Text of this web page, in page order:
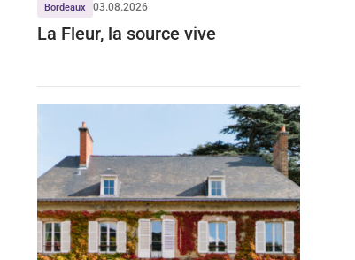
Bordeaux 03.08.2026
La Fleur, la source vive